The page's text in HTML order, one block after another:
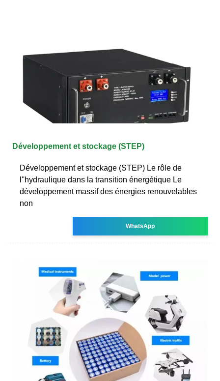
Développement et stockage (STEP)
Développement et stockage (STEP) Le rôle de
l''hydraulique dans la transition énergétique Le
développement massif des énergies renouvelables
non
WhatsApp